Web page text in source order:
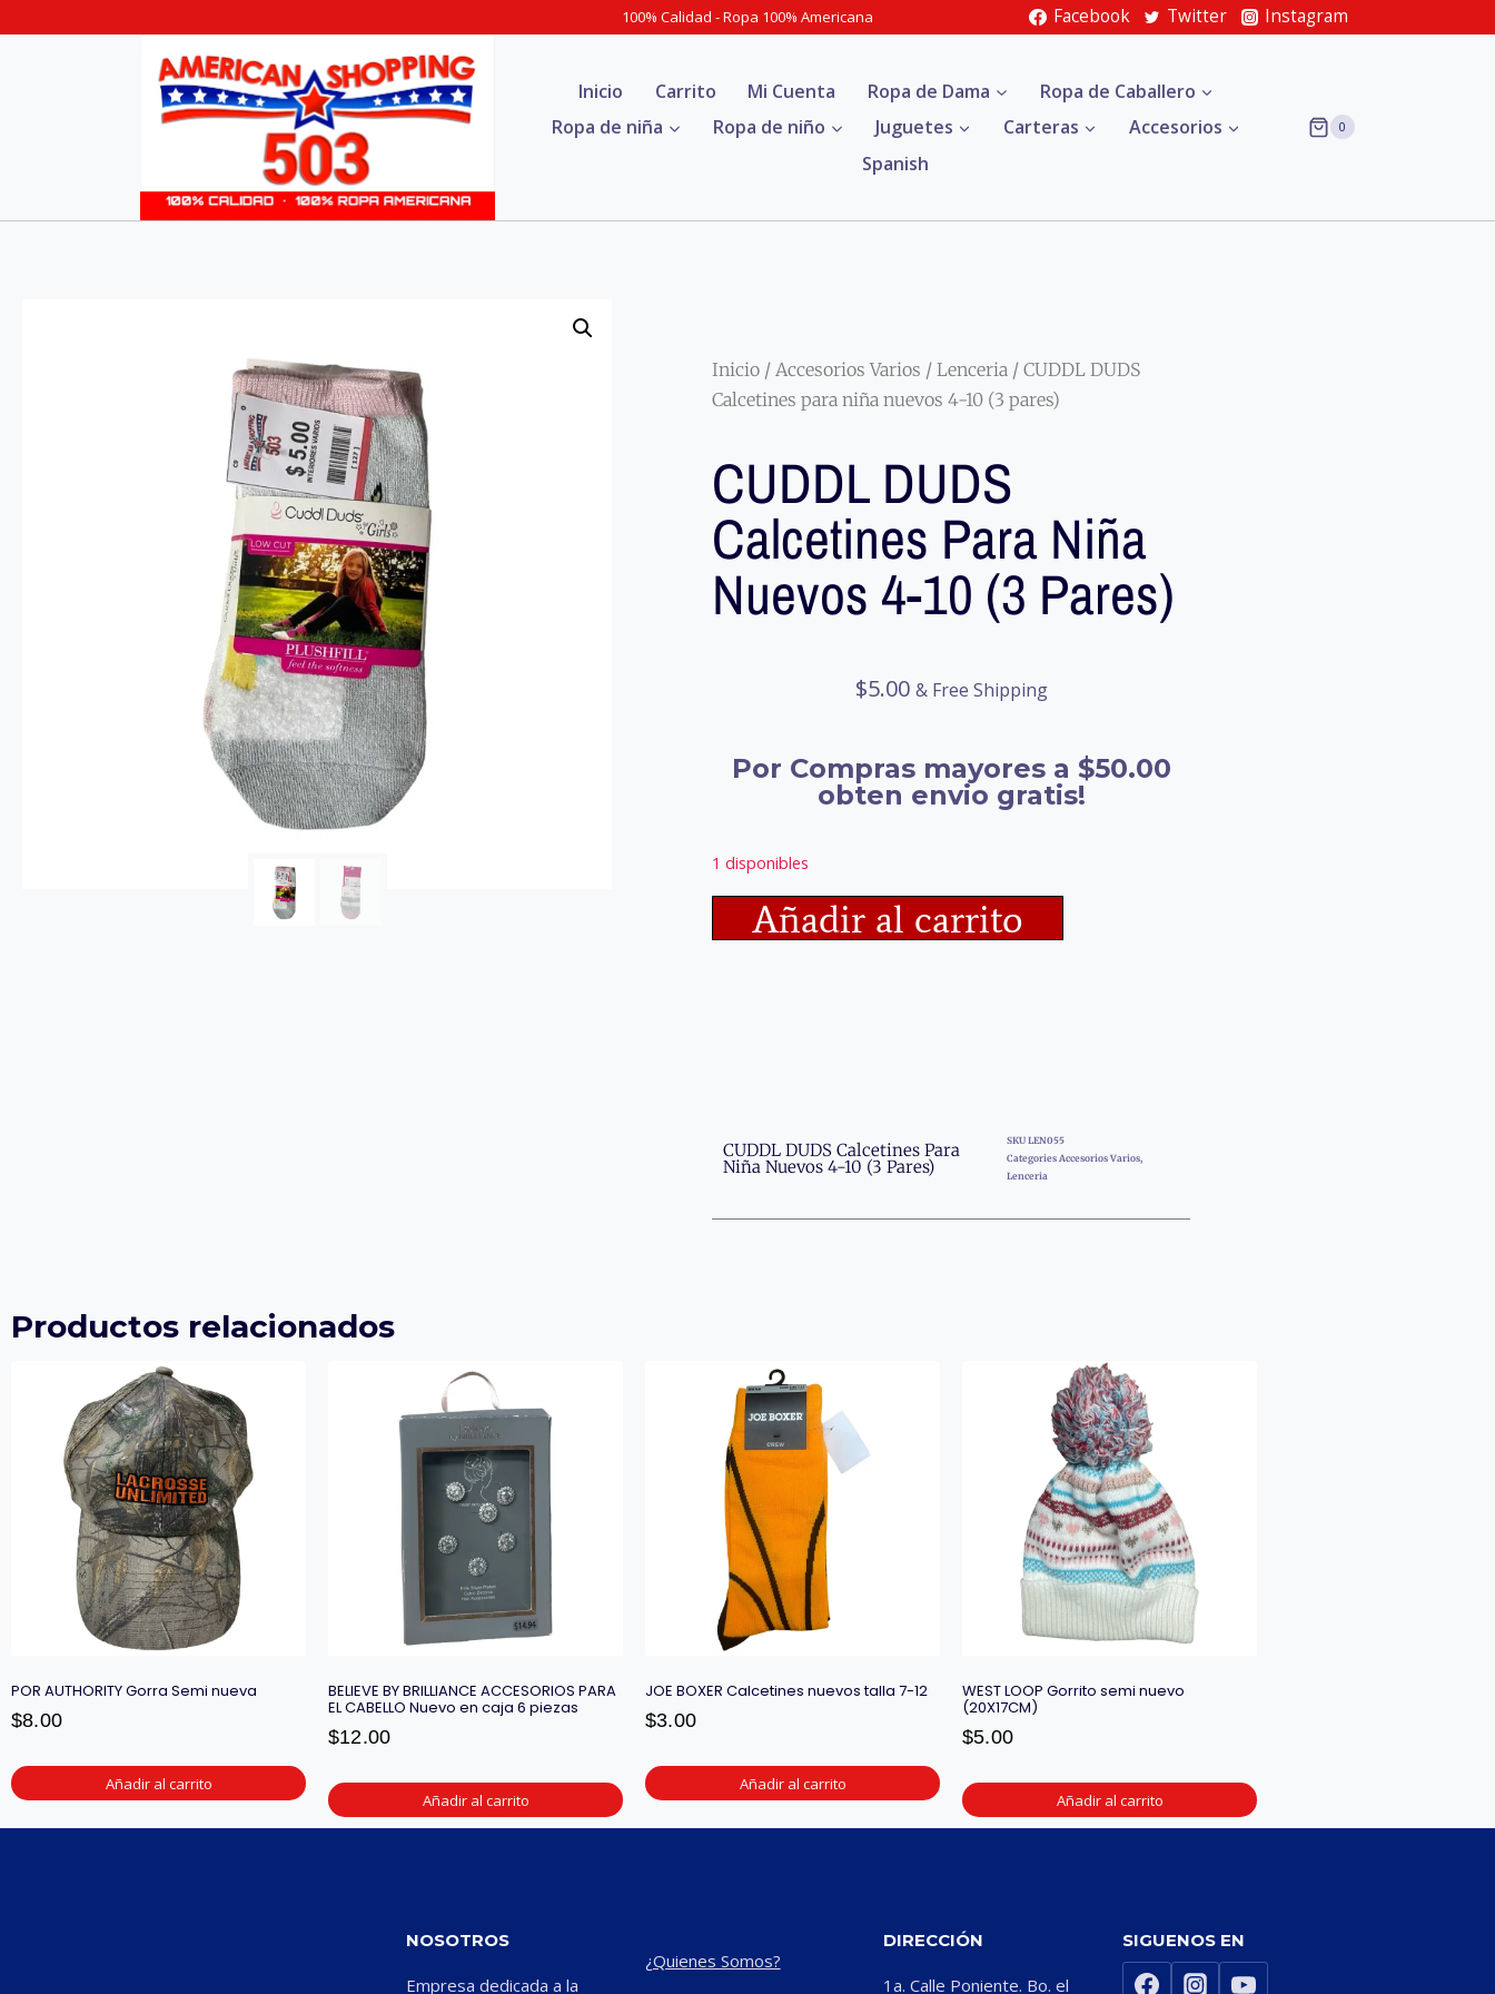
100% Calidad - Ropa 100% Americana Facebook Twitter Instagram
Inicio Carrito Mi Cuenta Ropa de Dama
Ropa de Caballero
Ropa de niña
Ropa de niño Juguetes Carteras
Accesorios
Spanish
0
Inicio / Accesorios Varios / Lenceria / CUDDL DUDS
Calcetines para niña nuevos 4-10 (3 pares)
CUDDL DUDS
Calcetines Para Niña
Nuevos 4-10 (3 Pares)
$5.00 & Free Shipping
Por Compras mayores a $50.00
obten envio gratis!
1 disponibles
Añadir al carrito
CUDDL DUDS Calcetines Para
Niña Nuevos 4-10 (3 Pares)
SKU LEN055
Categories Accesorios Varios,
Lenceria
Productos relacionados
POR AUTHORITY Gorra Semi nueva
$8.00
Añadir al carrito
BELIEVE BY BRILLIANCE ACCESORIOS PARA
EL CABELLO Nuevo en caja 6 piezas
$12.00
Añadir al carrito
JOE BOXER Calcetines nuevos talla 7-12
$3.00
Añadir al carrito
WEST LOOP Gorrito semi nuevo
(20X17CM)
$5.00
Añadir al carrito
NOSOTROS
Empresa dedicada a la
¿Quienes Somos?
DIRECCIÓN
1a. Calle Poniente. Bo. el
SIGUENOS EN